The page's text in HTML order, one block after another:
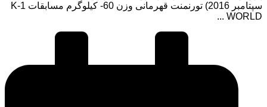
سپتامبر 2016) تورنمنت قهرمانی وزن 60- کیلوگرم مسابقات K-1
WORLD ...